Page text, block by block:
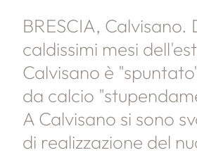
BRESCIA, Calvisano.
caldissimi mesi
Calvisano è
da calcio
A Calvisano si sono
di realizzazione del